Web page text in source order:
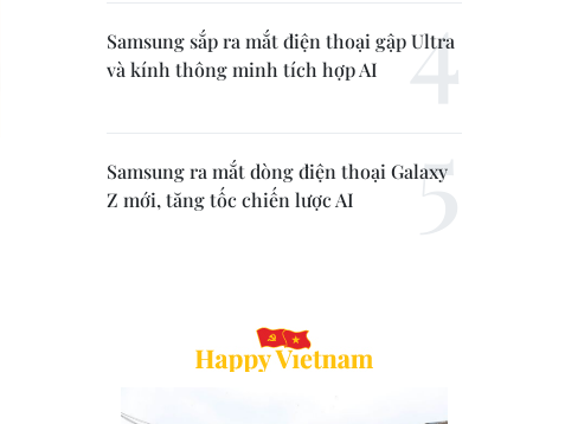
Samsung sắp ra mắt điện thoại gập Ultra
và kính thông minh tích hợp AI
Samsung ra mắt dòng điện thoại Galaxy
Z mới, tăng tốc chiến lược AI